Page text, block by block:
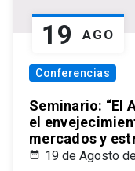
19 AGO
Conferencias
Seminario: “El
el
mercados y
19 de Agosto